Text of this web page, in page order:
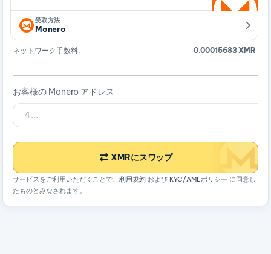
受取方法
Monero
ネットワーク手数料: 0.00015683 XMR
お客様の Monero アドレス
XMRにスワップ
サービスをご利用いただくことで、 利用規約 および KYC/AMLポリシー に同意し
たものとみなされます。